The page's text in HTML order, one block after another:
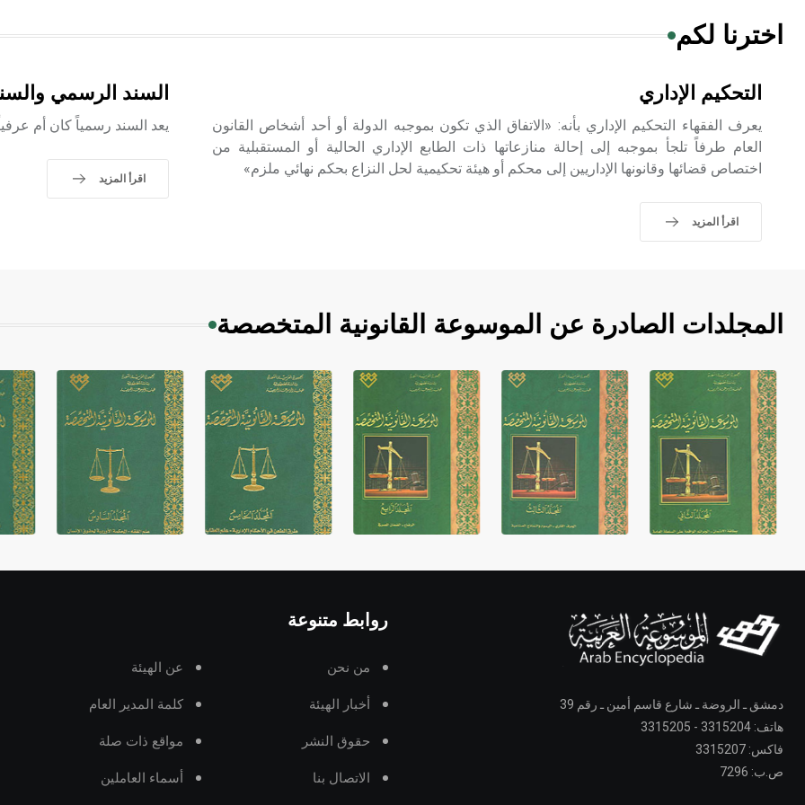
اخترنا لكم
التحكيم الإداري
يعرف الفقهاء التحكيم الإداري بأنه: «الاتفاق الذي تكون بموجبه الدولة أو أحد أشخاص القانون
العام طرفاً تلجأ بموجبه إلى إحالة منازعاتها ذات الطابع الإداري الحالية أو المستقبلية من
اختصاص قضائها وقانونها الإداريين إلى محكم أو هيئة تحكيمية لحل النزاع بحكم نهائي ملزم»
اقرأ المزيد
السند الرسمي
يعد السند رسمياً كان أم عرفياً
اقرأ المزيد
المجلدات الصادرة عن الموسوعة القانونية المتخصصة
دمشق ـ الروضة ـ شارع قاسم أمين ـ رقم 39
هاتف: 3315204 - 3315205
فاكس: 3315207
ص.ب: 7296
روابط متنوعة
من نحن عن الهيئة
أخبار الهيئة كلمة المدير العام
حقوق النشر مواقع ذات صلة
الاتصال بنا أسماء العاملين